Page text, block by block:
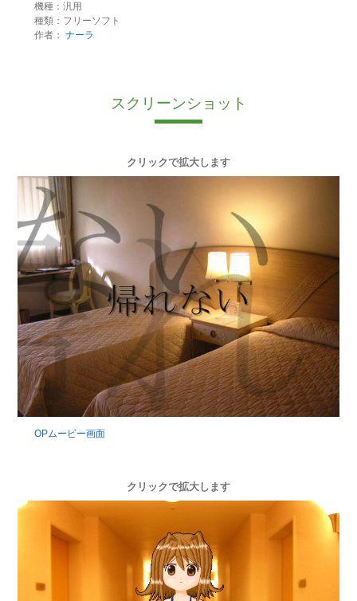
機種：汎用
種類：フリーソフト
作者： ナーラ
スクリーンショット
クリックで拡大します
OPムービー画面
クリックで拡大します